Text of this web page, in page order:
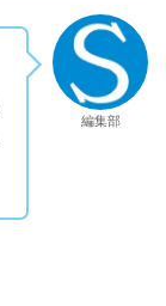
編集部